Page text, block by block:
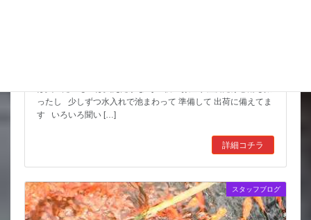
ったし 少しずつ水入れで池まわって 準備して 出荷に備えてま
す いろいろ聞い […]
詳細コチラ
スタッフブログ